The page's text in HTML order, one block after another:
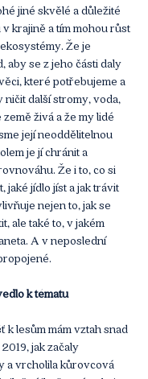
jiné skvělé a důležité
krajině a tím mohou růst
Že je
aby se z jeho části daly
které potřebujeme a
další stromy, voda,
živá a že my lidé
její neoddělitelnou
je jí chránit a
Že i to, co si
jaké jídlo jíst a jak trávit
nejen to, jak se
ale také to, v jakém
A v neposlední
k tématu
k lesům mám vztah snad
jak začaly
a vrcholila kůrovcová